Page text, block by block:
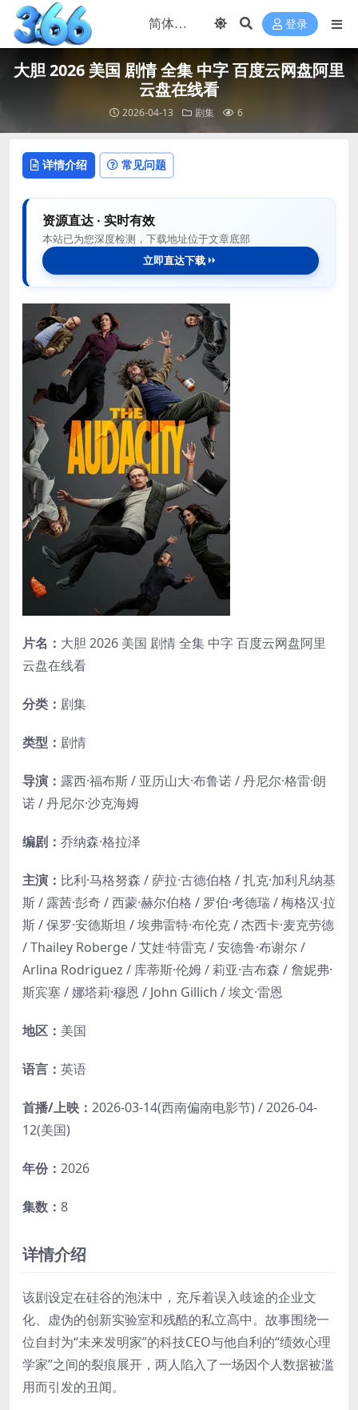
登录
大胆 2026 美国 剧情 全集 中字 百度云网盘阿里
云盘在线看
2026-04-13 剧集 6
详情介绍 常见问题
资源直达 · 实时有效
本站已为您深度检测，下载地址位于文章底部
立即直达下载
片名： 大胆 2026 美国 剧情 全集 中字 百度云网盘阿里
云盘在线看
分类： 剧集
类型： 剧情
导演： 露西·福布斯 / 亚历山大·布鲁诺 / 丹尼尔·格雷·朗
诺 / 丹尼尔·沙克海姆
编剧： 乔纳森·格拉泽
主演： 比利·马格努森 / 萨拉·古德伯格 / 扎克·加利凡纳基
斯 / 露茜·彭奇 / 西蒙·赫尔伯格 / 罗伯·考德瑞 / 梅格汉·拉
斯 / 保罗·安德斯坦 / 埃弗雷特·布伦克 / 杰西卡·麦克劳德
/ Thailey Roberge / 艾娃·特雷克 / 安德鲁·布谢尔 /
Arlina Rodriguez / 库蒂斯·伦姆 / 莉亚·吉布森 / 詹妮弗·
斯宾塞 / 娜塔莉·穆恩 / John Gillich / 埃文·雷恩
地区： 美国
语言： 英语
首播/上映： 2026-03-14(西南偏南电影节) / 2026-04-
12(美国)
年份： 2026
集数： 8
详情介绍
该剧设定在硅谷的泡沫中，充斥着误入歧途的企业文
化、虚伪的创新实验室和残酷的私立高中。故事围绕一
位自封为“未来发明家”的科技CEO与他自利的“绩效心理
学家”之间的裂痕展开，两人陷入了一场因个人数据被滥
用而引发的丑闻。